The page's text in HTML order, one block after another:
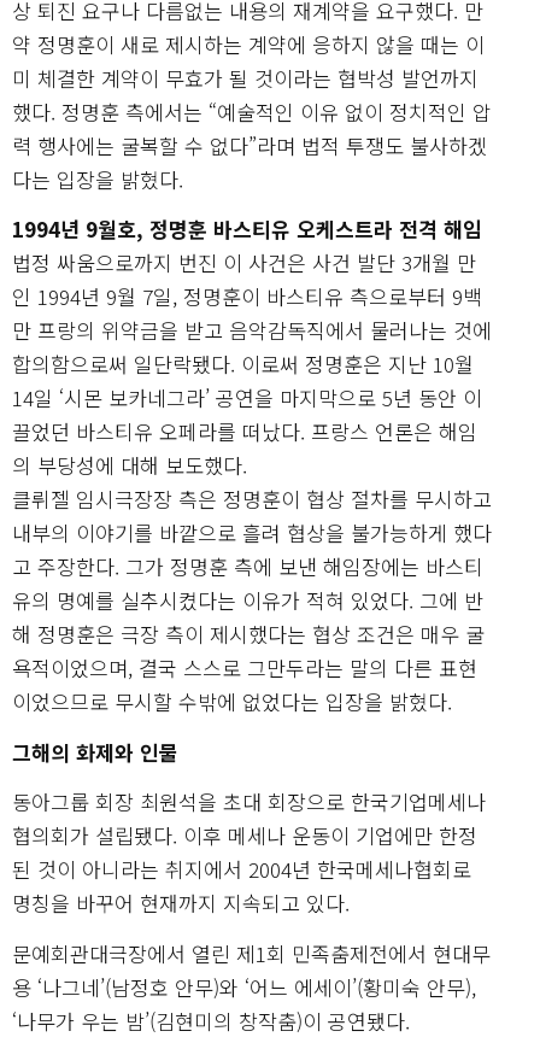
상 퇴진 요구나 다름없는 내용의 재계약을 요구했다. 만
약 정명훈이 새로 제시하는 계약에 응하지 않을 때는 이
미 체결한 계약이 무효가 될 것이라는 협박성 발언까지
했다. 정명훈 측에서는 “예술적인 이유 없이 정치적인 압
력 행사에는 굴복할 수 없다”라며 법적 투쟁도 불사하겠
다는 입장을 밝혔다.
1994년 9월호, 정명훈 바스티유 오케스트라 전격 해임
법정 싸움으로까지 번진 이 사건은 사건 발단 3개월 만
인 1994년 9월 7일, 정명훈이 바스티유 측으로부터 9백
만 프랑의 위약금을 받고 음악감독직에서 물러나는 것에
합의함으로써 일단락됐다. 이로써 정명훈은 지난 10월
14일 ‘시몬 보카네그라’ 공연을 마지막으로 5년 동안 이
끌었던 바스티유 오페라를 떠났다. 프랑스 언론은 해임
의 부당성에 대해 보도했다.
클뤼젤 임시극장장 측은 정명훈이 협상 절차를 무시하고
내부의 이야기를 바깥으로 흘려 협상을 불가능하게 했다
고 주장한다. 그가 정명훈 측에 보낸 해임장에는 바스티
유의 명예를 실추시켰다는 이유가 적혀 있었다. 그에 반
해 정명훈은 극장 측이 제시했다는 협상 조건은 매우 굴
욕적이었으며, 결국 스스로 그만두라는 말의 다른 표현
이었으므로 무시할 수밖에 없었다는 입장을 밝혔다.
그해의 화제와 인물
동아그룹 회장 최원석을 초대 회장으로 한국기업메세나
협의회가 설립됐다. 이후 메세나 운동이 기업에만 한정
된 것이 아니라는 취지에서 2004년 한국메세나협회로
명칭을 바꾸어 현재까지 지속되고 있다.
문예회관대극장에서 열린 제1회 민족춤제전에서 현대무
용 ‘나그네’(남정호 안무)와 ‘어느 에세이’(황미숙 안무),
‘나무가 우는 밤’(김현미의 창작춤)이 공연됐다.